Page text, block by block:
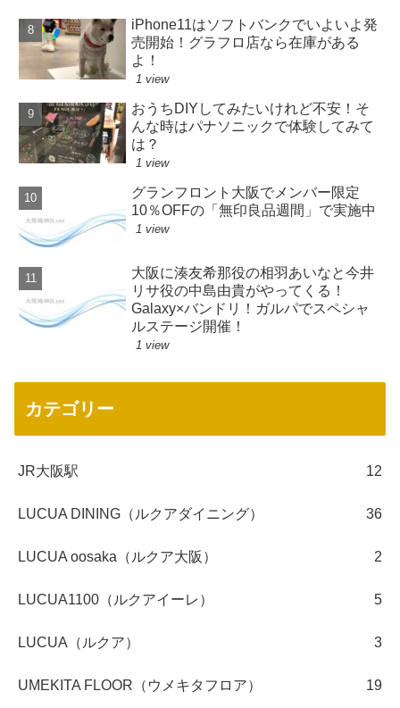
iPhone11はソフトバンクでいよいよ発
売開始！グラフロ店なら在庫がある
よ！
1 view
おうちDIYしてみたいけれど不安！そ
んな時はパナソニックで体験してみて
は？
1 view
グランフロント大阪でメンバー限定
10％OFFの「無印良品週間」で実施中
1 view
大阪に湊友希那役の相羽あいなと今井
リサ役の中島由貴がやってくる！
Galaxy×バンドリ！ガルパでスペシャ
ルステージ開催！
1 view
カテゴリー
JR大阪駅 12
LUCUA DINING（ルクアダイニング） 36
LUCUA oosaka（ルクア大阪） 2
LUCUA1100（ルクアイーレ） 5
LUCUA（ルクア） 3
UMEKITA FLOOR（ウメキタフロア） 19